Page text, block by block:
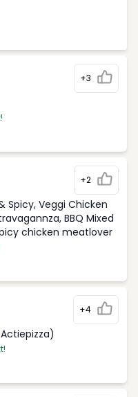
+3
+2
Spicy, Veggi Chicken
BBQ Mixed
chicken meatlover
+4